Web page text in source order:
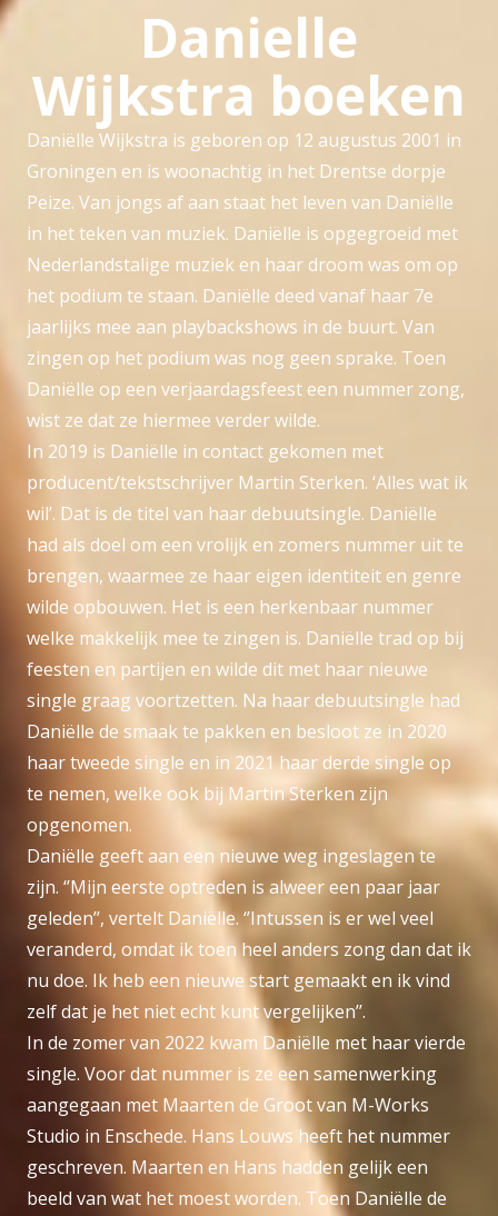
Danielle
Wijkstra boeken
Daniëlle Wijkstra is geboren op 12 augustus 2001 in
Groningen en is woonachtig in het Drentse dorpje
Peize. Van jongs af aan staat het leven van Daniëlle
in het teken van muziek. Daniëlle is opgegroeid met
Nederlandstalige muziek en haar droom was om op
het podium te staan. Daniëlle deed vanaf haar 7e
jaarlijks mee aan playbackshows in de buurt. Van
zingen op het podium was nog geen sprake. Toen
Daniëlle op een verjaardagsfeest een nummer zong,
wist ze dat ze hiermee verder wilde.
In 2019 is Daniëlle in contact gekomen met
producent/tekstschrijver Martin Sterken. ‘Alles wat ik
wil’. Dat is de titel van haar debuutsingle. Daniëlle
had als doel om een vrolijk en zomers nummer uit te
brengen, waarmee ze haar eigen identiteit en genre
wilde opbouwen. Het is een herkenbaar nummer
welke makkelijk mee te zingen is. Daniëlle trad op bij
feesten en partijen en wilde dit met haar nieuwe
single graag voortzetten. Na haar debuutsingle had
Daniëlle de smaak te pakken en besloot ze in 2020
haar tweede single en in 2021 haar derde single op
te nemen, welke ook bij Martin Sterken zijn
opgenomen.
Daniëlle geeft aan een nieuwe weg ingeslagen te
zijn. ‘’Mijn eerste optreden is alweer een paar jaar
geleden’’, vertelt Daniëlle. ‘’Intussen is er wel veel
veranderd, omdat ik toen heel anders zong dan dat ik
nu doe. Ik heb een nieuwe start gemaakt en ik vind
zelf dat je het niet echt kunt vergelijken’’.
In de zomer van 2022 kwam Daniëlle met haar vierde
single. Voor dat nummer is ze een samenwerking
aangegaan met Maarten de Groot van M-Works
Studio in Enschede. Hans Louws heeft het nummer
geschreven. Maarten en Hans hadden gelijk een
beeld van wat het moest worden. Toen Daniëlle de